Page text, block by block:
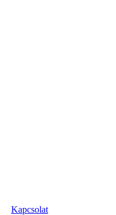
Kapcsolat